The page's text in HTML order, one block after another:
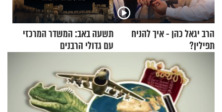
הרב יגאל כהן - איך להניח
תפילין?
תשעה באב: המשדר המרכזי
עם גדולי הרבנים